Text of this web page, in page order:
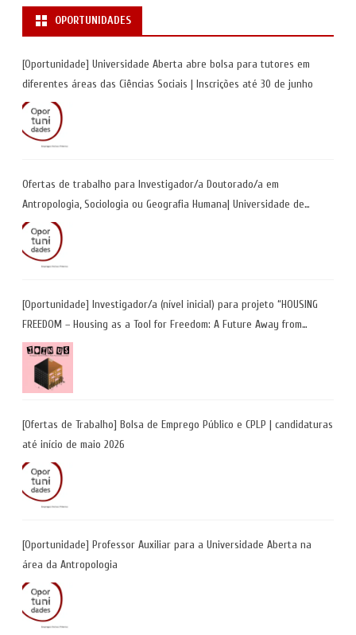
OPORTUNIDADES
[Oportunidade] Universidade Aberta abre bolsa para tutores em
diferentes áreas das Ciências Sociais | Inscrições até 30 de junho
Ofertas de trabalho para Investigador/a Doutorado/a em
Antropologia, Sociologia ou Geografia Humana| Universidade de
Coimbra | Candidaturas até 29 de maio 2026
[Oportunidade] Investigador/a (nível inicial) para projeto “HOUSING
FREEDOM – Housing as a Tool for Freedom: A Future Away from
Incarceration” | até 8 de maio
[Ofertas de Trabalho] Bolsa de Emprego Público e CPLP | candidaturas
até início de maio 2026
[Oportunidade] Professor Auxiliar para a Universidade Aberta na
área da Antropologia